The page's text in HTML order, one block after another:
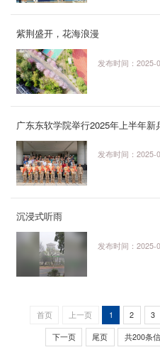
紫荆盛开，花海浪漫
发布时间：2025-
广东东软学院举行2025年上半年新
发布时间：2025-
沉浸式听雨
发布时间：2025-
首页 上一页 1 2 3
下一页 尾页 共200条